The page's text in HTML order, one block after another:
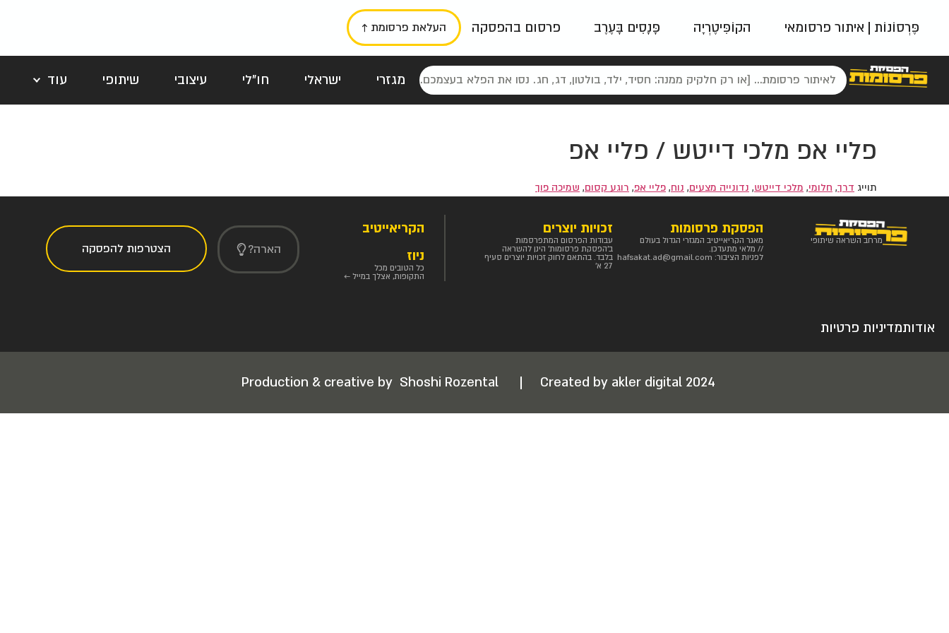
פֶּרְסוֹנוֹת | איתור פרסומאי הקוֹפִּיטֶרְיָה פָּנָסִים בָּעֶרֶב פרסום בהפסקה העלאת פרסומת ↑
מגזרי ישראלי חו"לי עיצובי שיתופי
עוד
פאשן
ניינטיז נוסטלגי כרזות טיפוגרפי
פליי אפ מלכי דייטש / פליי אפ
תוייג דרך, חלומי, מלכי דייטש, נדונייה מצעים, נוח, פליי אפ, רוגע קסום, שמיכה פוך
מרחב השראה שיתופי
הפסקת פרסומות
מאגר הקריאייטיב המגזרי הגדול בעולם
// מלאי מתעדכן.
לפניות הציבור: hafsakat.ad@gmail.com
זכויות יוצרים
עבודות הפרסום המתפרסמות
ב'הפסקת פרסומות' הינן להשראה
בלבד. בהתאם לחוק זכויות יוצרים סעיף
27 א'
הקריאייטיב
ניוז
כל הטובים מכל
התקופות, אצלך במייל ←
הארה? הצטרפות להפסקה
אודותמדיניות פרטיות
Production & creative by Shoshi Rozental | Created by akler digital 2024